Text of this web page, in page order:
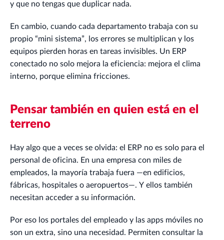
y que no tengas que duplicar nada.
En cambio, cuando cada departamento trabaja con su
propio “mini sistema”, los errores se multiplican y los
equipos pierden horas en tareas invisibles. Un ERP
conectado no solo mejora la eficiencia: mejora el clima
interno, porque elimina fricciones.
Pensar también en quien está en el
terreno
Hay algo que a veces se olvida: el ERP no es solo para el
personal de oficina. En una empresa con miles de
empleados, la mayoría trabaja fuera —en edificios,
fábricas, hospitales o aeropuertos—. Y ellos también
necesitan acceder a su información.
Por eso los portales del empleado y las apps móviles no
son un extra, sino una necesidad. Permiten consultar la